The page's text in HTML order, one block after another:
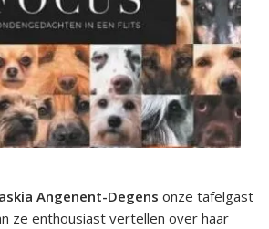
Angenent-Degens onze tafelgast
ze enthousiast vertellen over haar